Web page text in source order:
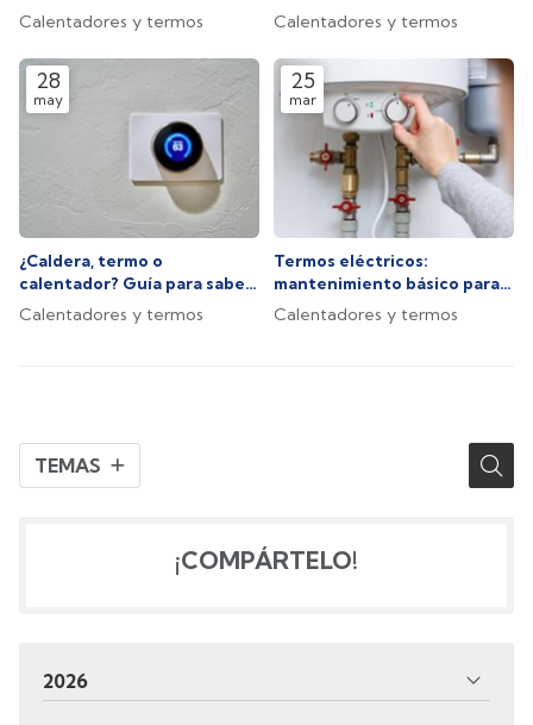
TEMAS
gas o eléctrico
Calentadores y termos Calentadores y termos
28
may
¿Caldera, termo o
calentador? Guía para saber
cuál es la opción que
Calentadores y termos
25
mar
Termos eléctricos:
mantenimiento básico para
un rendimiento óptimo
Calentadores y termos
¡COMPÁRTELO!
2026